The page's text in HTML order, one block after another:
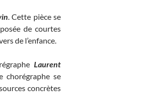
. Cette pièce se
de courtes
de l’enfance.
Laurent
chorégraphe se
concrètes